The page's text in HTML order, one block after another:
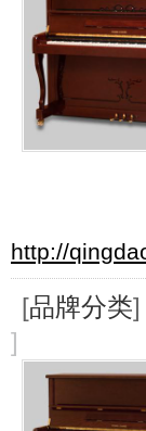
http://
[品牌分类]
]